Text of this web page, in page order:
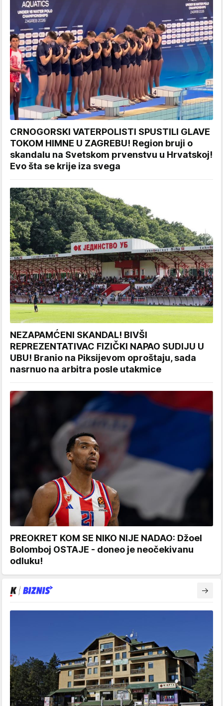
CRNOGORSKI VATERPOLISTI SPUSTILI GLAVE
TOKOM HIMNE U ZAGREBU! Region bruji o
skandalu na Svetskom prvenstvu u Hrvatskoj!
Evo šta se krije iza svega
NEZAPAMĆENI SKANDAL! BIVŠI
REPREZENTATIVAC FIZIČKI NAPAO SUDIJU U
UBU! Branio na Piksijevom oproštaju, sada
nasrnuo na arbitra posle utakmice
PREOKRET KOM SE NIKO NIJE NADAO: Džoel
Bolomboj OSTAJE - doneo je neočekivanu
odluku!